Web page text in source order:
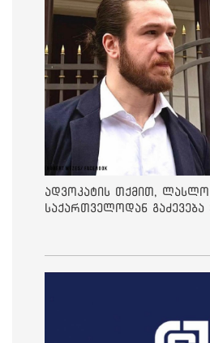
ადვოკატის თქმით, ლასლო
საქართველოდან გაძევება